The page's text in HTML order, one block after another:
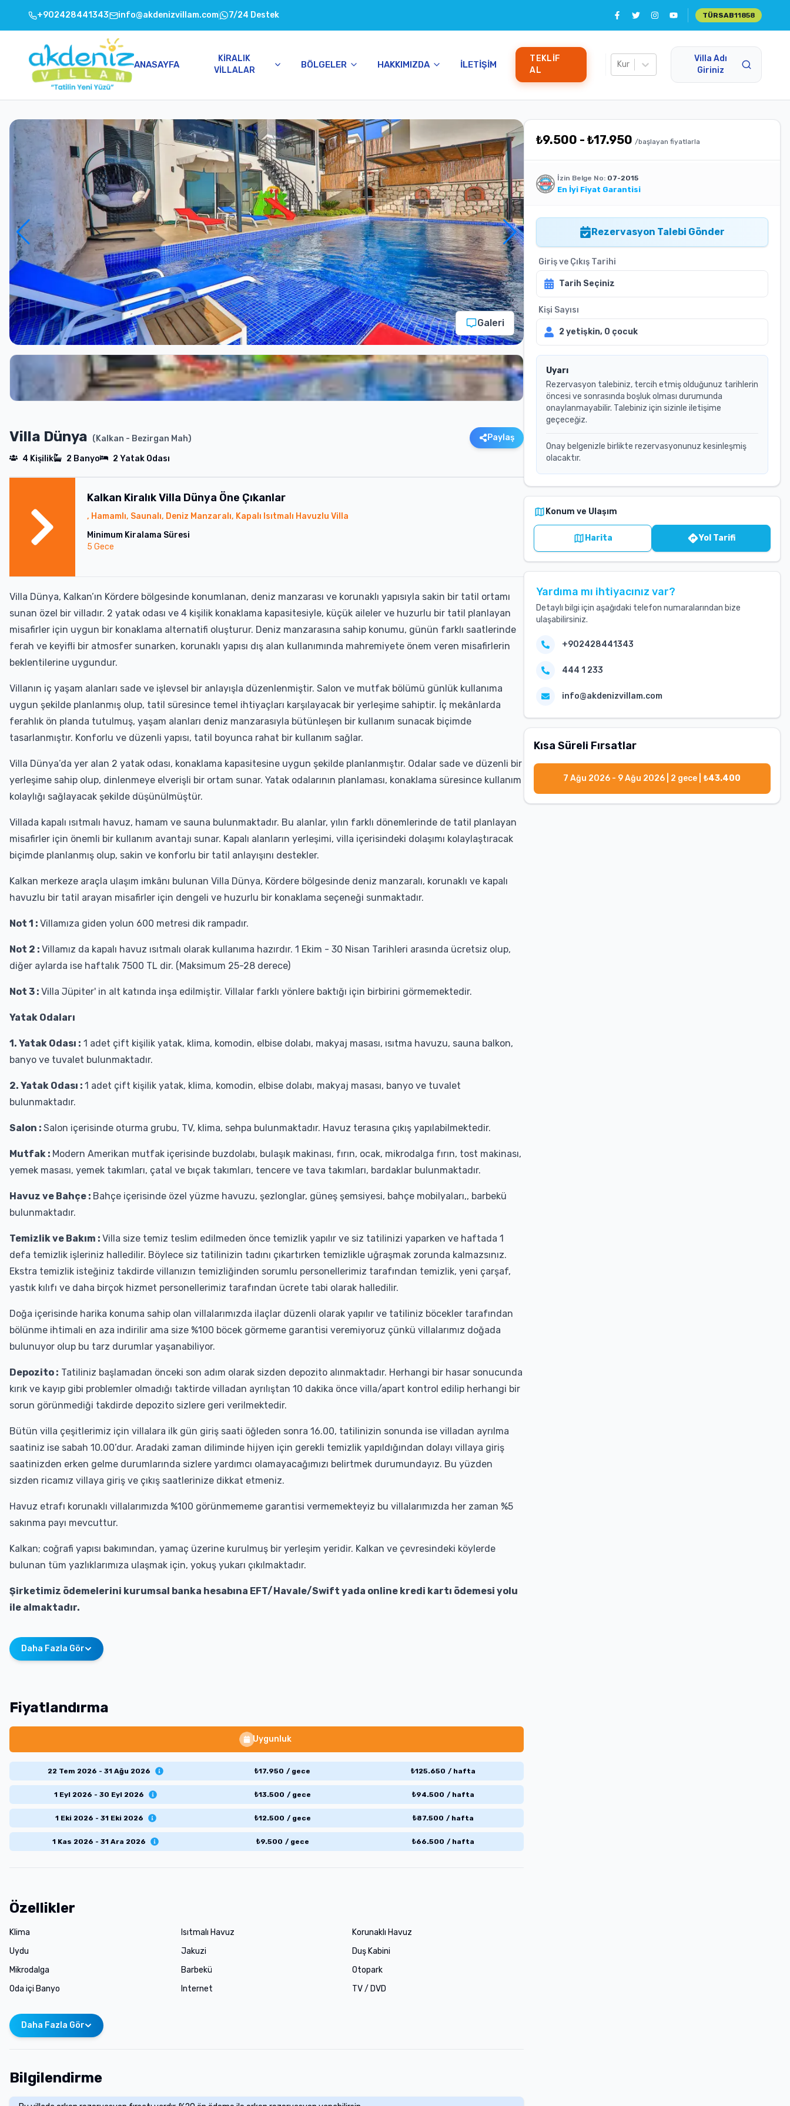
+902428441343 info@akdenizvillam.com 7/24 Destek TÜRSAB11858
ANASAYFA
KIRALIK
VILLALAR
BÖLGELER HAKKIMIZDA İLETIŞIM
TEKLIF
AL
Kur
Villa Adı
Giriniz
Galeri
Villa Dünya (Kalkan - Bezirgan Mah) Paylaş
4 Kişilik 2 Banyo 2 Yatak Odası
Kalkan KiralıkVilla Dünya Öne Çıkanlar
, Hamamlı, Saunalı, Deniz Manzaralı, Kapalı Isıtmalı Havuzlu Villa
Minimum Kiralama Süresi
5 Gece
Villa Dünya, Kalkan’ın Kördere bölgesinde konumlanan, deniz manzarası ve korunaklı yapısıyla sakin bir tatil ortamı
sunan özel bir villadır. 2 yatak odası ve 4 kişilik konaklama kapasitesiyle, küçük aileler ve huzurlu bir tatil planlayan
misafirler için uygun bir konaklama alternatifi oluşturur. Deniz manzarasına sahip konumu, günün farklı saatlerinde
ferah ve keyifli bir atmosfer sunarken, korunaklı yapısı dış alan kullanımında mahremiyete önem veren misafirlerin
beklentilerine uygundur.
Villanın iç yaşam alanları sade ve işlevsel bir anlayışla düzenlenmiştir. Salon ve mutfak bölümü günlük kullanıma
uygun şekilde planlanmış olup, tatil süresince temel ihtiyaçları karşılayacak bir yerleşime sahiptir. İç mekânlarda
ferahlık ön planda tutulmuş, yaşam alanları deniz manzarasıyla bütünleşen bir kullanım sunacak biçimde
tasarlanmıştır. Konforlu ve düzenli yapısı, tatil boyunca rahat bir kullanım sağlar.
Villa Dünya’da yer alan 2 yatak odası, konaklama kapasitesine uygun şekilde planlanmıştır. Odalar sade ve düzenli bir
yerleşime sahip olup, dinlenmeye elverişli bir ortam sunar. Yatak odalarının planlaması, konaklama süresince kullanım
kolaylığı sağlayacak şekilde düşünülmüştür.
Villada kapalı ısıtmalı havuz, hamam ve sauna bulunmaktadır. Bu alanlar, yılın farklı dönemlerinde de tatil planlayan
misafirler için önemli bir kullanım avantajı sunar. Kapalı alanların yerleşimi, villa içerisindeki dolaşımı kolaylaştıracak
biçimde planlanmış olup, sakin ve konforlu bir tatil anlayışını destekler.
Kalkan merkeze araçla ulaşım imkânı bulunan Villa Dünya, Kördere bölgesinde deniz manzaralı, korunaklı ve kapalı
havuzlu bir tatil arayan misafirler için dengeli ve huzurlu bir konaklama seçeneği sunmaktadır.
Not 1 : Villamıza giden yolun 600 metresi dik rampadır.
Not 2 : Villamız da kapalı havuz ısıtmalı olarak kullanıma hazırdır. 1 Ekim - 30 Nisan Tarihleri arasında ücretsiz olup,
diğer aylarda ise haftalık 7500 TL dir. (Maksimum 25-28 derece)
Not 3 : Villa Jüpiter' in alt katında inşa edilmiştir. Villalar farklı yönlere baktığı için birbirini görmemektedir.
Yatak Odaları
1. Yatak Odası : 1 adet çift kişilik yatak, klima, komodin, elbise dolabı, makyaj masası, ısıtma havuzu, sauna balkon,
banyo ve tuvalet bulunmaktadır.
2. Yatak Odası : 1 adet çift kişilik yatak, klima, komodin, elbise dolabı, makyaj masası, banyo ve tuvalet
bulunmaktadır.
Salon : Salon içerisinde oturma grubu, TV, klima, sehpa bulunmaktadır. Havuz terasına çıkış yapılabilmektedir.
Mutfak : Modern Amerikan mutfak içerisinde buzdolabı, bulaşık makinası, fırın, ocak, mikrodalga fırın, tost makinası,
yemek masası, yemek takımları, çatal ve bıçak takımları, tencere ve tava takımları, bardaklar bulunmaktadır.
Havuz ve Bahçe : Bahçe içerisinde özel yüzme havuzu, şezlonglar, güneş şemsiyesi, bahçe mobilyaları,, barbekü
bulunmaktadır.
Temizlik ve Bakım : Villa size temiz teslim edilmeden önce temizlik yapılır ve siz tatilinizi yaparken ve haftada 1
defa temizlik işleriniz halledilir. Böylece siz tatilinizin tadını çıkartırken temizlikle uğraşmak zorunda kalmazsınız.
Ekstra temizlik isteğiniz takdirde villanızın temizliğinden sorumlu personellerimiz tarafından temizlik, yeni çarşaf,
yastık kılıfı ve daha birçok hizmet personellerimiz tarafından ücrete tabi olarak halledilir.
Doğa içerisinde harika konuma sahip olan villalarımızda ilaçlar düzenli olarak yapılır ve tatiliniz böcekler tarafından
bölünme ihtimali en aza indirilir ama size %100 böcek görmeme garantisi veremiyoruz çünkü villalarımız doğada
bulunuyor olup bu tarz durumlar yaşanabiliyor.
Depozito : Tatiliniz başlamadan önceki son adım olarak sizden depozito alınmaktadır. Herhangi bir hasar sonucunda
kırık ve kayıp gibi problemler olmadığı taktirde villadan ayrılıştan 10 dakika önce villa/apart kontrol edilip herhangi bir
sorun görünmediği takdirde depozito sizlere geri verilmektedir.
Bütün villa çeşitlerimiz için villalara ilk gün giriş saati öğleden sonra 16.00, tatilinizin sonunda ise villadan ayrılma
saatiniz ise sabah 10.00’dur. Aradaki zaman diliminde hijyen için gerekli temizlik yapıldığından dolayı villaya giriş
saatinizden erken gelme durumlarında sizlere yardımcı olamayacağımızı belirtmek durumundayız. Bu yüzden
sizden ricamız villaya giriş ve çıkış saatlerinize dikkat etmeniz.
Havuz etrafı korunaklı villalarımızda %100 görünmememe garantisi vermemekteyiz bu villalarımızda her zaman %5
sakınma payı mevcuttur.
Kalkan; coğrafi yapısı bakımından, yamaç üzerine kurulmuş bir yerleşim yeridir. Kalkan ve çevresindeki köylerde
bulunan tüm yazlıklarımıza ulaşmak için, yokuş yukarı çıkılmaktadır.
Şirketimiz ödemelerini kurumsal banka hesabına EFT/Havale/Swift yada online kredi kartı ödemesi yolu
ile almaktadır.
Daha Fazla Gör
Fiyatlandırma
Uygunluk
22 Tem 2026 - 31 Ağu 2026 ₺17.950 / gece ₺125.650 / hafta
1 Eyl 2026 - 30 Eyl 2026 ₺13.500 / gece ₺94.500 / hafta
1 Eki 2026 - 31 Eki 2026 ₺12.500 / gece ₺87.500 / hafta
1 Kas 2026 - 31 Ara 2026 ₺9.500 / gece ₺66.500 / hafta
Özellikler
Klima
Uydu
Mikrodalga
Oda içi Banyo
Isıtmalı Havuz
Jakuzi
Barbekü
Internet
Korunaklı Havuz
Duş Kabini
Otopark
TV / DVD
Daha Fazla Gör
Bilgilendirme
₺9.500 - ₺17.950 /başlayan fiyatlarla
İzin Belge No: 07-2015
En İyi Fiyat Garantisi
Rezervasyon Talebi Gönder
Giriş ve Çıkış Tarihi
Tarih Seçiniz
Kişi Sayısı
2yetişkin, 0 çocuk
Uyarı
Rezervasyon talebiniz, tercih etmiş olduğunuz tarihlerin
öncesi ve sonrasında boşluk olması durumunda
onaylanmayabilir. Talebiniz için sizinle iletişime
geçeceğiz.
Onay belgenizle birlikte rezervasyonunuz kesinleşmiş
olacaktır.
Konum ve Ulaşım
Harita Yol Tarifi
Yardıma mı ihtiyacınız var?
Detaylı bilgi için aşağıdaki telefon numaralarından bize
ulaşabilirsiniz.
+902428441343
444 1 233
info@akdenizvillam.com
Kısa Süreli Fırsatlar
7 Ağu 2026 - 9 Ağu 2026 2 gece | ₺43.400